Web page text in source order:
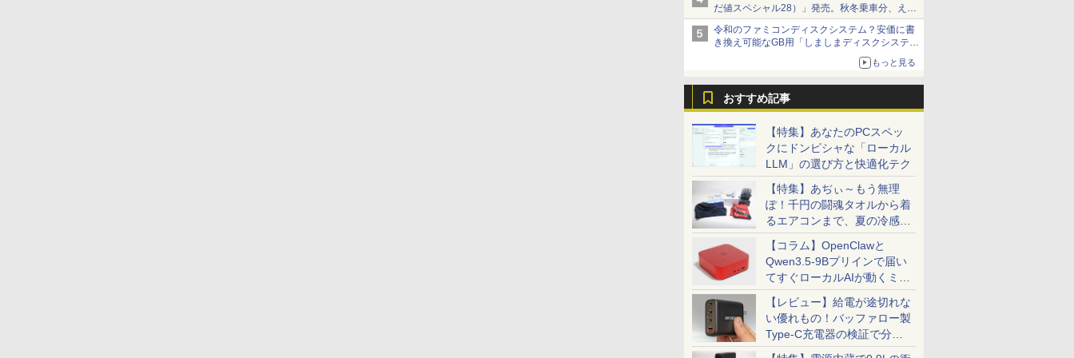
だ値スペシャル28）」発売。秋冬乗車分、えき
ねっと限定
令和のファミコンディスクシステム？安価に書
き換え可能なGB用「しましまディスクシステ
もっと見る
おすすめ記事
【特集】あなたのPCスペッ
クにドンピシャな「ローカル
LLM」の選び方と快適化テク
【特集】あぢぃ～もう無理
ぽ！千円の闘魂タオルから着
るエアコンまで、夏の冷感グ
ッズ一挙紹介
【コラム】OpenClawと
Qwen3.5-9Bプリインで届い
てすぐローカルAIが動くミニ
PC「SER9 Pro」
【レビュー】給電が途切れな
い優れもの！バッファロー製
Type-C充電器の検証で分か
ったこと